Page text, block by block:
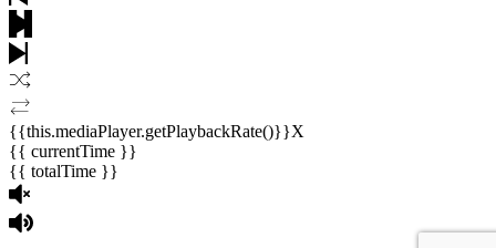
{{this.mediaPlayer.getPlaybackRate()}}X
{{ currentTime }}
{{ totalTime }}